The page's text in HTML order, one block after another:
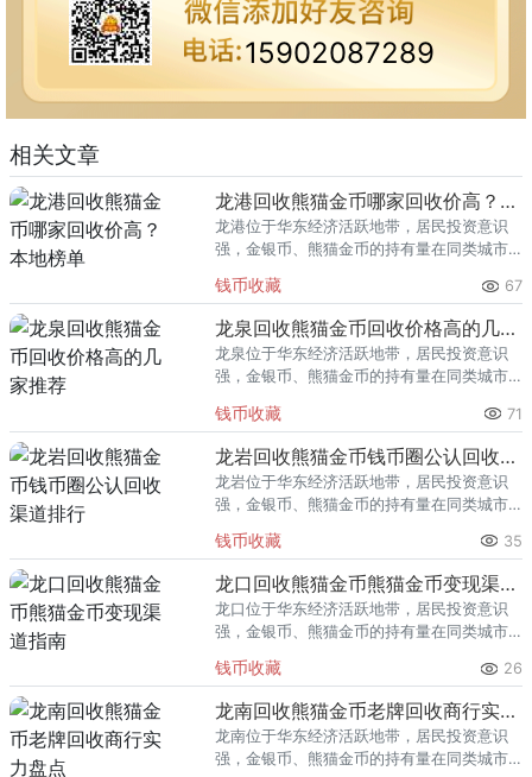
15902087289
相关文章
龙港回收熊猫金币哪家回收价高？本地榜单
龙港位于华东经济活跃地带，居民投资意识
强，金银币、熊猫金币的持有量在同类城市
熊猫金币的需求就明显升温，但鱼龙混杂的
回收渠道里，能精准识别版别溢
钱币收藏 67
龙泉回收熊猫金币回收价格高的几家推荐
龙泉位于华东经济活跃地带，居民投资意识
强，金银币、熊猫金币的持有量在同类城市
熊猫金币的需求就明显升温，但鱼龙混杂的
回收渠道里，能精准识别版别溢
钱币收藏 71
龙岩回收熊猫金币钱币圈公认回收渠道排行
龙岩位于华东经济活跃地带，居民投资意识
强，金银币、熊猫金币的持有量在同类城市
熊猫金币的需求就明显升温，但鱼龙混杂的
回收渠道里，能精准识别版别溢
钱币收藏 35
龙口回收熊猫金币熊猫金币变现渠道指南
龙口位于华东经济活跃地带，居民投资意识
强，金银币、熊猫金币的持有量在同类城市
熊猫金币的需求就明显升温，但鱼龙混杂的
回收渠道里，能精准识别版别溢
钱币收藏 26
龙南回收熊猫金币老牌回收商行实力盘点
龙南位于华东经济活跃地带，居民投资意识
强，金银币、熊猫金币的持有量在同类城市